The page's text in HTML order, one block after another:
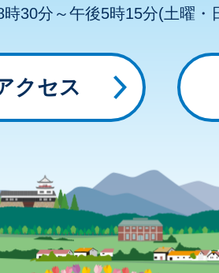
時30分～午後5時15分(土曜
クセス